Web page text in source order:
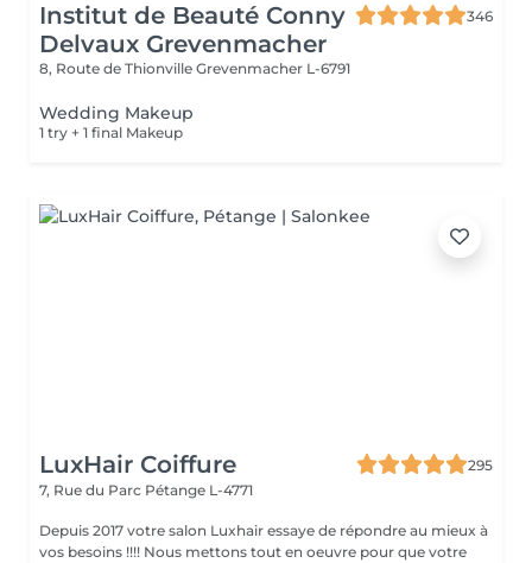
Institut de Beauté Conny
Delvaux Grevenmacher
346
8, Route de Thionville Grevenmacher L-6791
Wedding Makeup
1 try + 1 final Makeup
LuxHair Coiffure
295
7, Rue du Parc Pétange L-4771
Depuis 2017 votre salon Luxhair essaye de répondre au mieux à
vos besoins !!!! Nous mettons tout en oeuvre pour que votre